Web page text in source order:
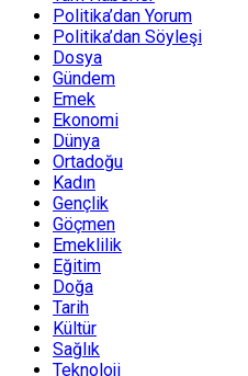
Politika’dan Yorum
Politika’dan Söyleşi
Dosya
Gündem
Emek
Ekonomi
Dünya
Ortadoğu
Kadın
Gençlik
Göçmen
Emeklilik
Eğitim
Doğa
Tarih
Kültür
Sağlık
Teknoloji